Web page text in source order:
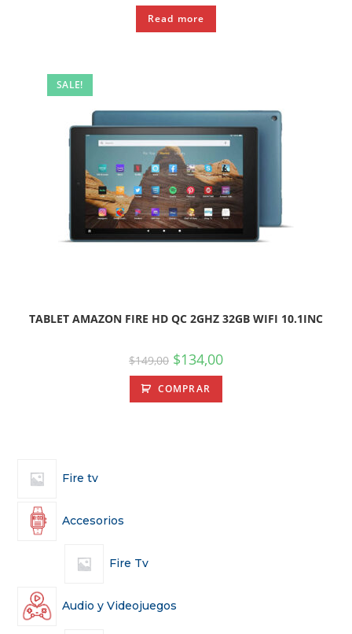
Read more
SALE!
TABLET AMAZON FIRE HD QC 2GHZ 32GB WIFI 10.1INC
$149,00 $134,00
COMPRAR
Fire tv
Accesorios
Fire Tv
Audio y Videojuegos